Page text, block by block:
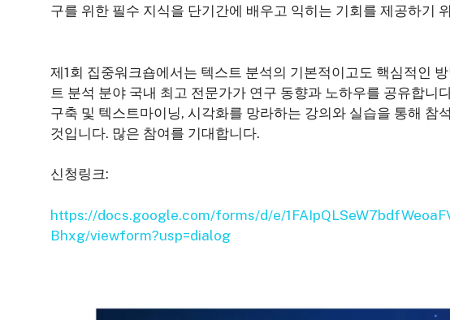
구를 위한 필수 지식을 단기간에 배우고 익히는 기회를 제공하기
제1회 집중워크숍에서는 텍스트 분석의 기본적이고도 핵심적인
트 분석 분야 국내 최고 전문가가 연구 동향과 노하우를 공유합니
구축 및 텍스트마이닝, 시각화를 망라하는 강의와 실습을 통해 참
것입니다. 많은 참여를 기대합니다.
신청링크:
https://docs.google.com/forms/d/e/
Bhxg/viewform?usp=dialog